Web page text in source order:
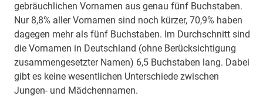
gebräuchlichen Vornamen aus genau fünf Buchstaben.
Nur 8,8% aller Vornamen sind noch kürzer, 70,9% haben
dagegen mehr als fünf Buchstaben. Im Durchschnitt sind
die Vornamen in Deutschland (ohne Berücksichtigung
zusammengesetzter Namen) 6,5 Buchstaben lang. Dabei
gibt es keine wesentlichen Unterschiede zwischen
Jungen- und Mädchennamen.